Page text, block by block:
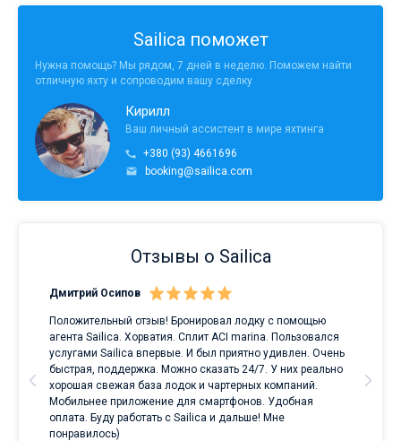
Sailica поможет
Нужна помощь? Мы рядом, 7 дней в неделю. Поможем найти
отличную яхту и сопроводим вашу сделку
Кирилл
Ваш личный ассистент в мире яхтинга
+380 (93) 4661696
booking@sailica.com
Отзывы о Sailica
Дмитрий Осипов
Положительный отзыв! Бронировал лодку с помощью
агента Sailica. Хорватия. Сплит ACI marina. Пользовался
услугами Sailica впервые. И был приятно удивлен. Очень
быстрая, поддержка. Можно сказать 24/7. У них реально
хорошая свежая база лодок и чартерных компаний.
Мобильнее приложение для смартфонов. Удобная
оплата. Буду работать с Sailica и дальше! Мне
понравилось)